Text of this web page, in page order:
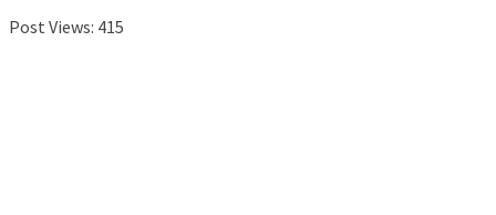
Post Views: 415